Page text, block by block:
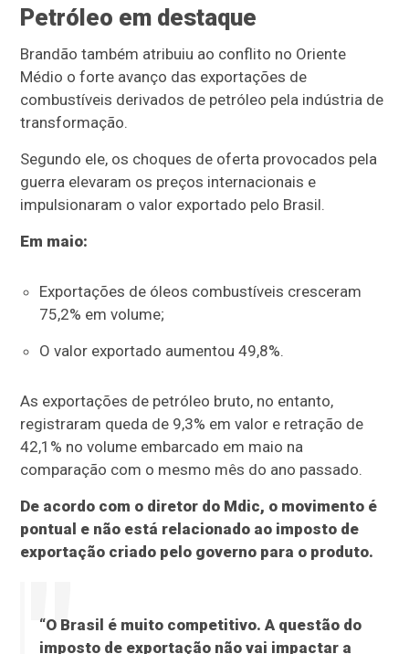
Petróleo em destaque
Brandão também atribuiu ao conflito no Oriente
Médio o forte avanço das exportações de
combustíveis derivados de petróleo pela indústria de
transformação.
Segundo ele, os choques de oferta provocados pela
guerra elevaram os preços internacionais e
impulsionaram o valor exportado pelo Brasil.
Em maio:
Exportações de óleos combustíveis cresceram
75,2% em volume;
O valor exportado aumentou 49,8%.
As exportações de petróleo bruto, no entanto,
registraram queda de 9,3% em valor e retração de
42,1% no volume embarcado em maio na
comparação com o mesmo mês do ano passado.
De acordo com o diretor do Mdic, o movimento é
pontual e não está relacionado ao imposto de
exportação criado pelo governo para o produto.
“O Brasil é muito competitivo. A questão do
imposto de exportação não vai impactar a